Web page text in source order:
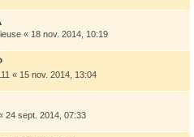
« 18 nov. 2014, 10:19
« 15 nov. 2014, 13:04
24 sept. 2014, 07:33